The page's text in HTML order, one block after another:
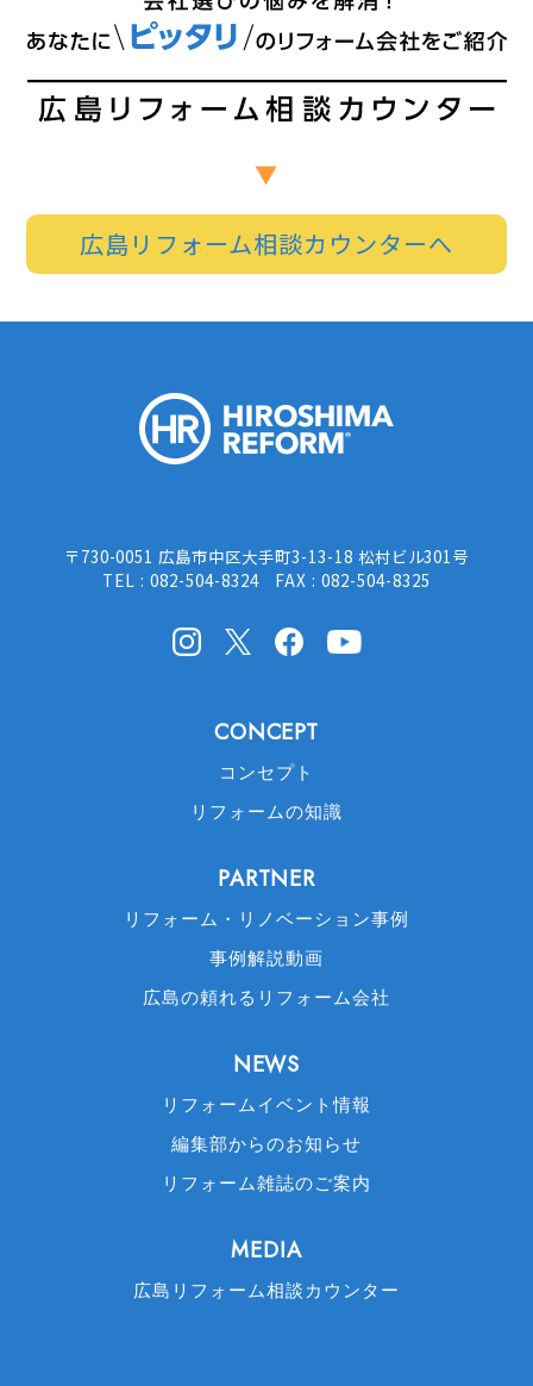
広島リフォーム相談カウンターへ
〒730-0051 広島市中区大手町3-13-18 松村ビル301号
TEL : 082-504-8324 FAX : 082-504-8325
InstagramX(Twitter)facebook
CONCEPT
コンセプト
リフォームの知識
PARTNER
リフォーム・リノベーション事例
事例解説動画
広島の頼れるリフォーム会社
NEWS
リフォームイベント情報
編集部からのお知らせ
リフォーム雑誌のご案内
MEDIA
広島リフォーム相談カウンター